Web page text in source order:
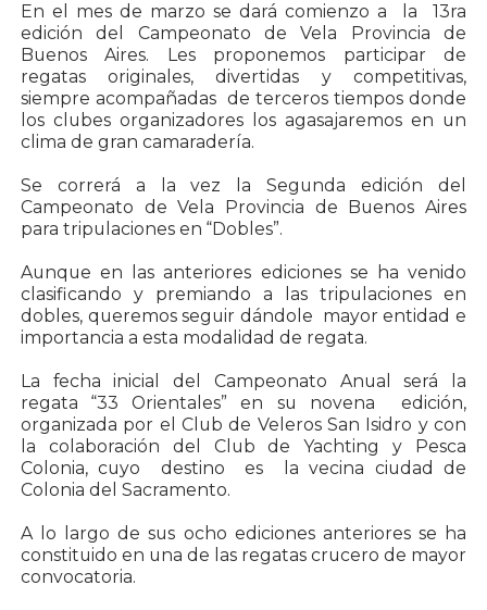
En el mes de marzo se dará comienzo a la 13ra
edición del Campeonato de Vela Provincia de
Buenos Aires. Les proponemos participar de
regatas originales, divertidas y competitivas,
siempre acompañadas de terceros tiempos donde
los clubes organizadores los agasajaremos en un
clima de gran camaradería.
Se correrá a la vez la Segunda edición del
Campeonato de Vela Provincia de Buenos Aires
para tripulaciones en “Dobles”.
Aunque en las anteriores ediciones se ha venido
clasificando y premiando a las tripulaciones en
dobles, queremos seguir dándole mayor entidad e
importancia a esta modalidad de regata.
La fecha inicial del Campeonato Anual será la
regata “33 Orientales” en su novena edición,
organizada por el Club de Veleros San Isidro y con
la colaboración del Club de Yachting y Pesca
Colonia, cuyo destino es la vecina ciudad de
Colonia del Sacramento.
A lo largo de sus ocho ediciones anteriores se ha
constituido en una de las regatas crucero de mayor
convocatoria.